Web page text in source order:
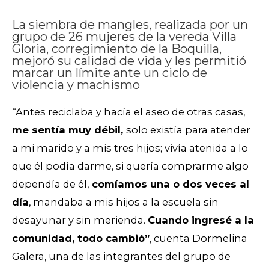
La siembra de mangles, realizada por un
grupo de 26 mujeres de la vereda Villa
Gloria, corregimiento de la Boquilla,
mejoró su calidad de vida y les permitió
marcar un límite ante un ciclo de
violencia y machismo
“Antes reciclaba y hacía el aseo de otras casas,
me sentía muy débil, solo existía para atender
a mi marido y a mis tres hijos; vivía atenida a lo
que él podía darme, si quería comprarme algo
dependía de él, comíamos una o dos veces al
día, mandaba a mis hijos a la escuela sin
desayunar y sin merienda. Cuando ingresé a la
comunidad, todo cambió”, cuenta Dormelina
Galera, una de las integrantes del grupo de